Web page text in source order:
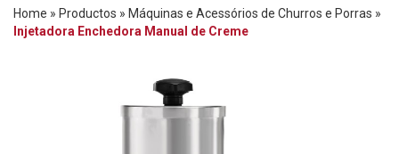
Home » Productos » Máquinas e Acessórios de Churros e Porras »
Injetadora Enchedora Manual de Creme